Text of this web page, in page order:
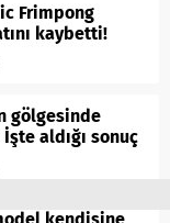
Frimpong
kaybetti!
gölgesinde
aldığı sonuç
kendisine